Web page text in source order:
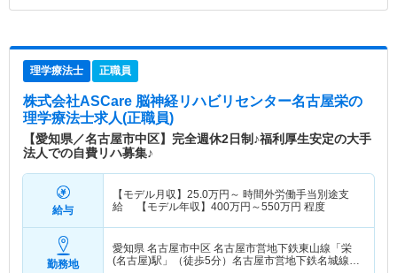
理学療法士 正職員
株式会社ASCare 脳神経リハビリセンター名古屋栄の
理学療法士求人(正職員)
【愛知県／名古屋市中区】完全週休2日制♪福利厚生安定の大手
法人での自費リハ募集♪
給与
【モデル月収】 25.0万円～ 時間外労働手当別途支
給 【モデル年収】 400万円～550万円 程度
勤務地
愛知県 名古屋市中区 名古屋市営地下鉄東山線「栄
(名古屋)駅」（徒歩5分）名古屋市営地下鉄名城線